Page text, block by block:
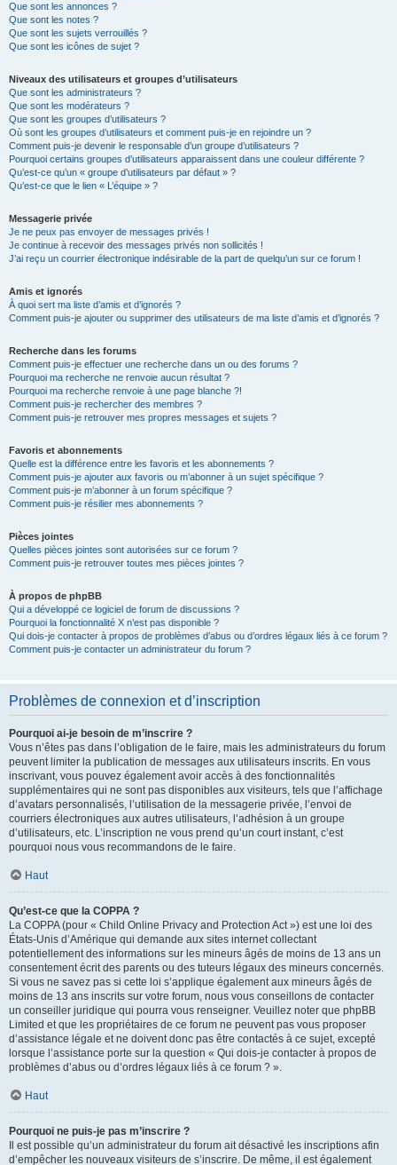
Que sont les annonces ?
Que sont les notes ?
Que sont les sujets verrouillés ?
Que sont les icônes de sujet ?
Niveaux des utilisateurs et groupes d’utilisateurs
Que sont les administrateurs ?
Que sont les modérateurs ?
Que sont les groupes d’utilisateurs ?
Où sont les groupes d’utilisateurs et comment puis-je en rejoindre un ?
Comment puis-je devenir le responsable d’un groupe d’utilisateurs ?
Pourquoi certains groupes d’utilisateurs apparaissent dans une couleur différente ?
Qu’est-ce qu’un « groupe d’utilisateurs par défaut » ?
Qu’est-ce que le lien « L’équipe » ?
Messagerie privée
Je ne peux pas envoyer de messages privés !
Je continue à recevoir des messages privés non sollicités !
J’ai reçu un courrier électronique indésirable de la part de quelqu’un sur ce forum !
Amis et ignorés
À quoi sert ma liste d’amis et d’ignorés ?
Comment puis-je ajouter ou supprimer des utilisateurs de ma liste d’amis et d’ignorés ?
Recherche dans les forums
Comment puis-je effectuer une recherche dans un ou des forums ?
Pourquoi ma recherche ne renvoie aucun résultat ?
Pourquoi ma recherche renvoie à une page blanche ?!
Comment puis-je rechercher des membres ?
Comment puis-je retrouver mes propres messages et sujets ?
Favoris et abonnements
Quelle est la différence entre les favoris et les abonnements ?
Comment puis-je ajouter aux favoris ou m’abonner à un sujet spécifique ?
Comment puis-je m’abonner à un forum spécifique ?
Comment puis-je résilier mes abonnements ?
Pièces jointes
Quelles pièces jointes sont autorisées sur ce forum ?
Comment puis-je retrouver toutes mes pièces jointes ?
À propos de phpBB
Qui a développé ce logiciel de forum de discussions ?
Pourquoi la fonctionnalité X n’est pas disponible ?
Qui dois-je contacter à propos de problèmes d’abus ou d’ordres légaux liés à ce forum ?
Comment puis-je contacter un administrateur du forum ?
Problèmes de connexion et d’inscription
Pourquoi ai-je besoin de m’inscrire ?
Vous n’êtes pas dans l’obligation de le faire, mais les administrateurs du forum
peuvent limiter la publication de messages aux utilisateurs inscrits. En vous
inscrivant, vous pouvez également avoir accès à des fonctionnalités
supplémentaires qui ne sont pas disponibles aux visiteurs, tels que l’affichage
d’avatars personnalisés, l’utilisation de la messagerie privée, l’envoi de
courriers électroniques aux autres utilisateurs, l’adhésion à un groupe
d’utilisateurs, etc. L’inscription ne vous prend qu’un court instant, c’est
pourquoi nous vous recommandons de le faire.
Haut
Qu’est-ce que la COPPA ?
La COPPA (pour « Child Online Privacy and Protection Act ») est une loi des
États-Unis d’Amérique qui demande aux sites internet collectant
potentiellement des informations sur les mineurs âgés de moins de 13 ans un
consentement écrit des parents ou des tuteurs légaux des mineurs concernés.
Si vous ne savez pas si cette loi s’applique également aux mineurs âgés de
moins de 13 ans inscrits sur votre forum, nous vous conseillons de contacter
un conseiller juridique qui pourra vous renseigner. Veuillez noter que phpBB
Limited et que les propriétaires de ce forum ne peuvent pas vous proposer
d’assistance légale et ne doivent donc pas être contactés à ce sujet, excepté
lorsque l’assistance porte sur la question « Qui dois-je contacter à propos de
problèmes d’abus ou d’ordres légaux liés à ce forum ? ».
Haut
Pourquoi ne puis-je pas m’inscrire ?
Il est possible qu’un administrateur du forum ait désactivé les inscriptions afin
d’empêcher les nouveaux visiteurs de s’inscrire. De même, il est également